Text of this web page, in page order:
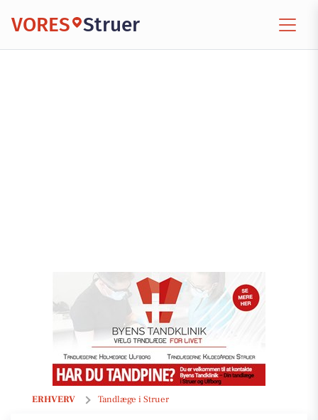
VORES Struer
ERHVERV Tandlæge i Struer
Tandlæge Marianne Elisabeth Hamilton Roholt